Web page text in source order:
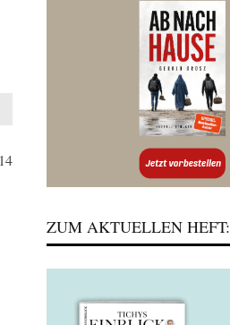
ZUM AKTUELLEN HEFT: